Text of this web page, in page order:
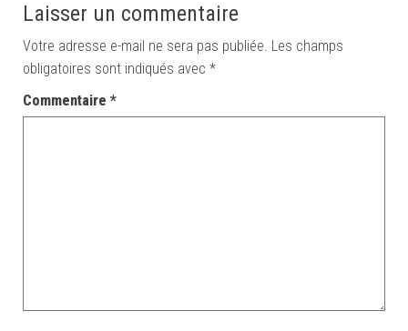
Laisser un commentaire
Votre adresse e-mail ne sera pas publiée. Les champs
obligatoires sont indiqués avec *
Commentaire *